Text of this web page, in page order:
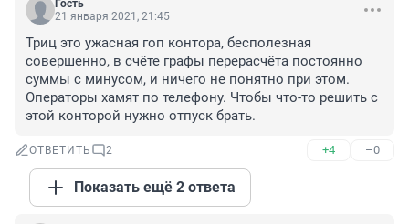
Гость
21 января 2021, 21:45
Триц это ужасная гоп контора, бесполезная
совершенно, в счёте графы перерасчёта постоянно
суммы с минусом, и ничего не понятно при этом.
Операторы хамят по телефону. Чтобы что-то решить с
этой конторой нужно отпуск брать.
ОТВЕТИТЬ 2 +4 –0
Показать ещё 2 ответа